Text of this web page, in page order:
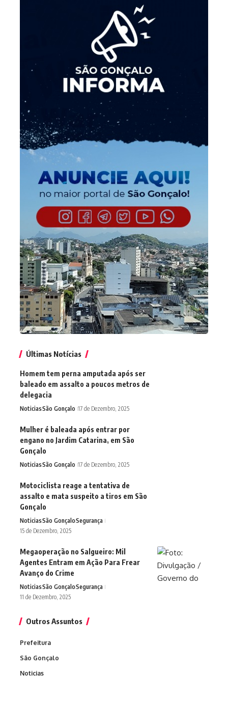
Últimas Notícias
Homem tem perna amputada após ser
baleado em assalto a poucos metros de
delegacia
NoticiasSão Gonçalo 17 de Dezembro, 2025
Mulher é baleada após entrar por
engano no Jardim Catarina, em São
Gonçalo
NoticiasSão Gonçalo 17 de Dezembro, 2025
Motociclista reage a tentativa de
assalto e mata suspeito a tiros em São
Gonçalo
NoticiasSão GonçaloSegurança
15 de Dezembro, 2025
Megaoperação no Salgueiro: Mil
Agentes Entram em Ação Para Frear
Avanço do Crime
NoticiasSão GonçaloSegurança
11 de Dezembro, 2025
Outros Assuntos
Prefeitura
São Gonçalo
Noticias